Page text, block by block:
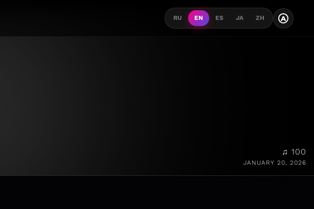
RU EN ES JA ZH A
♫ 100
JANUARY 20, 2026